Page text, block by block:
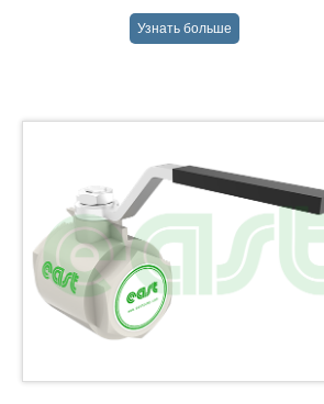
Узнать больше